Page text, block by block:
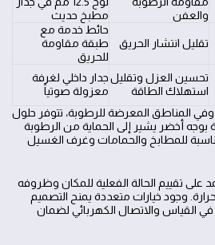
والعفن
مطبخ حديث
تقليل انتشار الحريق
حائط خدمة مع
طبقة مقاومة
للحريق
تحسين العزل وتقليل
استهلاك الطاقة
جدار داخلي لغرفة
معزولة صوتياً
المناطق المعرضة للرطوبة، تتوفر حلول
أخضر يشير إلى الحماية من الرطوبة
يجعلها مناسبة للمطابخ والحمامات وغرف الغسيل
على تقييم الحالة الفعلية للمكان وظروفه
وجود خيارات متعددة يمنح التصميم
في القياس والاتصال الكهربائي لضمان